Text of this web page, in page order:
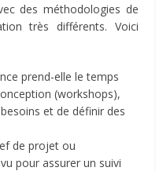
des méthodologies de
très différents. Voici
prend-elle le temps
(workshops),
et de définir des
de projet ou
pour assurer un suivi